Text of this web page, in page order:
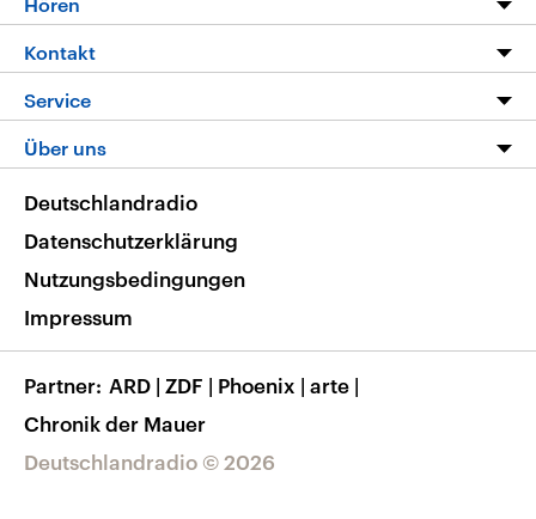
Die Nachrichten
Nachrichtenleicht
Neue Beiträge auf dlf.de
Hören
Livestream
Podcasts
Deutschlandfunk App
Nachrichten App
Frequenzen
Kontakt
Hörerservice
Service
FAQ
Veranstaltungen
Musikliste
RSS
Über uns
Barrierefreiheit
Deutschlandradio © 2026
Deutschlandradio
Datenschutzerklärung
Nutzungsbedingungen
Impressum
Partner ARD | ZDF | Phoenix | arte |
Chronik der Mauer